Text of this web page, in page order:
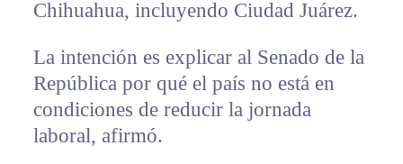
Chihuahua, incluyendo Ciudad Juárez.
La intención es explicar al Senado de la
República por qué el país no está en
condiciones de reducir la jornada
laboral, afirmó.